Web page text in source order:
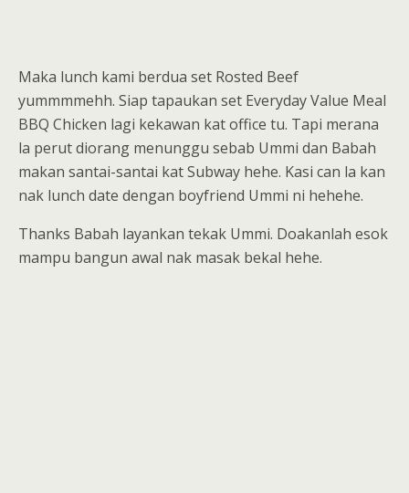
Maka lunch kami berdua set Rosted Beef
yummmmehh. Siap tapaukan set Everyday Value Meal
BBQ Chicken lagi kekawan kat office tu. Tapi merana
la perut diorang menunggu sebab Ummi dan Babah
makan santai-santai kat Subway hehe. Kasi can la kan
nak lunch date dengan boyfriend Ummi ni hehehe.
Thanks Babah layankan tekak Ummi. Doakanlah esok
mampu bangun awal nak masak bekal hehe.